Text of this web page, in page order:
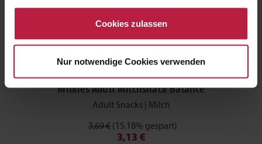
Datenschutzseiteändern/widerrufen oder auf das
Cookiebot-Logo am linken unteren Bildrand klicken. Mit
Klick auf „Cookies zulassen“ erteilen Sie Ihre Einwilligung
Shop an unseren Partner, die shopware AG (Ebbinghoff
10, 48624 Schöppingen, Deutschland), die diese Daten
Ihnen nicht persönlich zuordnen kann, sie aber zu
eigenen Zwecken (z.B. Produktverbesserungen,
Marktverhaltensanalysen) verarbeiten darf.
Cookies zulassen
Nur notwendige Cookies verwenden
Milkies Adult Milchsnack Balance
Adult Snacks | Milch
3,69 € (15.18% gespart)
3,13 €